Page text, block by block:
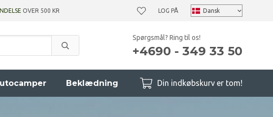
OVER 500 KR LOG PÅ
Spørgsmål? Ring til os!
+4690 - 349 33 50
Beklædning Din indkøbskurv er tom!